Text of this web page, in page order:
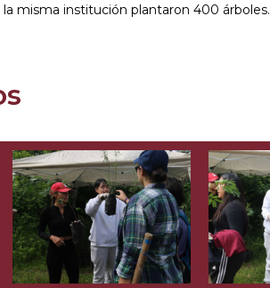
misma institución plantaron 400 árboles.